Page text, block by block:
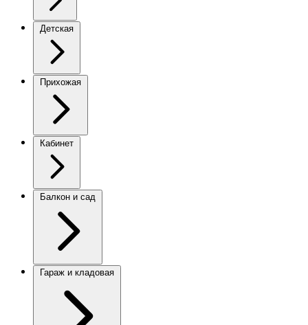
Детская
Прихожая
Кабинет
Балкон и сад
Гараж и кладовая